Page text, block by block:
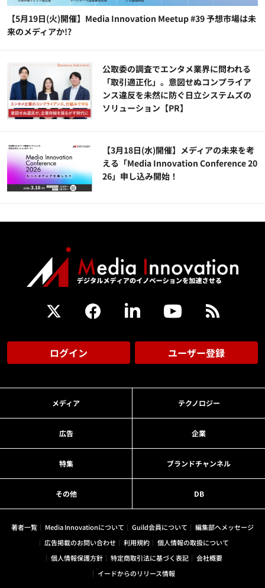
【5月19日(火)開催】Media Innovation Meetup #39 予想市場は未
来のメディアか!?
公​​取委の調査でエンタメ業界に問われる
「取引適正化」。意図せぬコンプライア
ンス違反を未然に防ぐ日立システムズの
ソリューション​【PR】
【3月18日(水)開催】メディアの未来を考
える「Media Innovation Conference 20
26」申し込み開始！
ログイン ユーザー登録
メディア テクノロジー
広告 企業
特集 ブランドチャンネル
その他 DB
著者一覧 Media Innovationについて Guild会員について
編集部へメッセージ
広告掲載のお問い合わせ
利用規約
個人情報の取扱について
個人情報保護方針
特定商取引法に基づく表記
会社概要
イードからのリリース情報